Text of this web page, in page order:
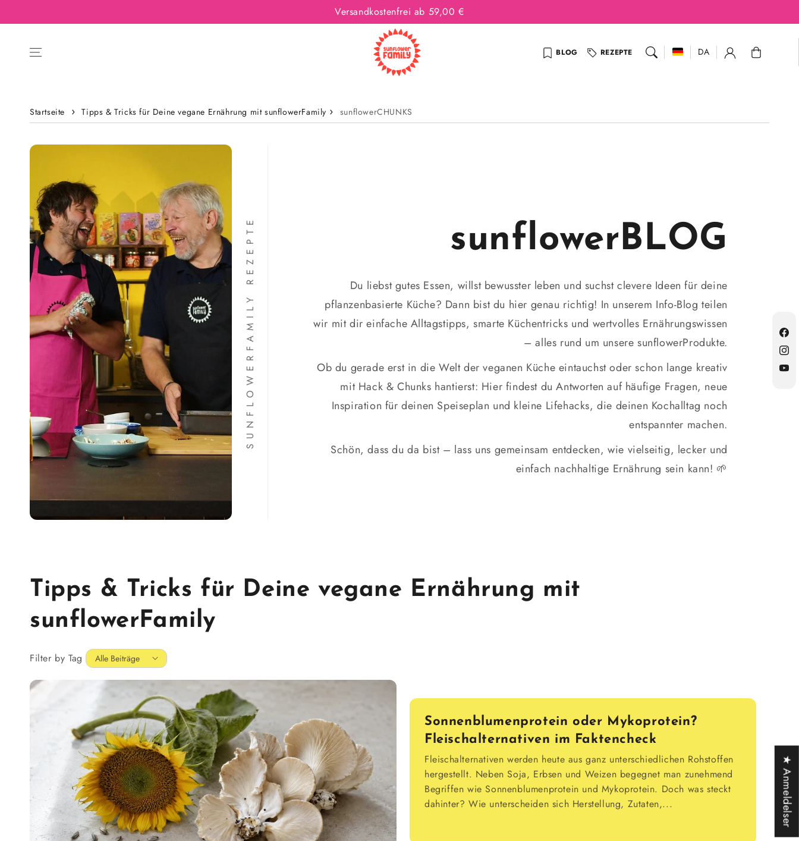
Versandkostenfrei ab 59,00 €
BLOG REZEPTE DA Warenkorb
Startseite Tipps & Tricks für Deine vegane Ernährung mit sunflowerFamily sunflowerCHUNKS
SUNFLOWERFAMILY REZEPTE sunflowerBLOG
Du liebst gutes Essen, willst bewusster leben und suchst clevere Ideen für deine
pflanzenbasierte Küche? Dann bist du hier genau richtig! In unserem Info-Blog teilen
wir mit dir einfache Alltagstipps, smarte Küchentricks und wertvolles Ernährungswissen
– alles rund um unsere sunflowerProdukte.
Ob du gerade erst in die Welt der veganen Küche eintauchst oder schon lange kreativ
mit Hack & Chunks hantierst: Hier findest du Antworten auf häufige Fragen, neue
Inspiration für deinen Speiseplan und kleine Lifehacks, die deinen Kochalltag noch
entspannter machen.
Schön, dass du da bist – lass uns gemeinsam entdecken, wie vielseitig, lecker und
einfach nachhaltige Ernährung sein kann! 🌱
Tipps & Tricks für Deine vegane Ernährung mit
sunflowerFamily
Filter by Tag
Sonnenblumenprotein oder Mykoprotein?
Fleischalternativen im Faktencheck
Fleischalternativen werden heute aus ganz unterschiedlichen Rohstoffen
hergestellt. Neben Soja, Erbsen und Weizen begegnet man zunehmend
Begriffen wie Sonnenblumenprotein und Mykoprotein. Doch was steckt
dahinter? Wie unterscheiden sich Herstellung, Zutaten,...
★ Anmeldelser